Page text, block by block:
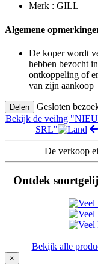
Merk : GILL
Algemene
De koper wordt
hebben bezocht
ontkoppeling of
van zijn aankoop
Delen Gesloten
Bekijk de veilng
SRL"
De verkoop
Ontdek
Bekijk alle
×